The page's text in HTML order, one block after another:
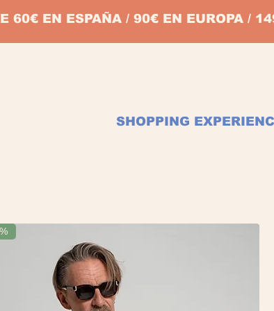
60€ EN ESPAÑA / 90€ EN EUROPA /
SHOPPING